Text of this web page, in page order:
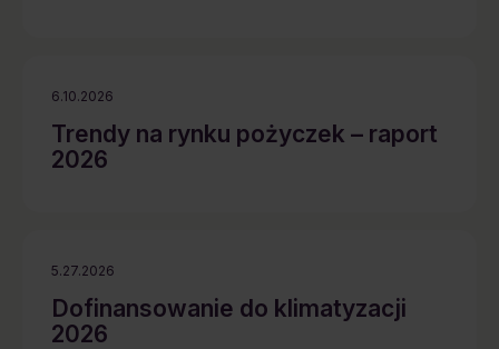
6.10.2026
Trendy na rynku pożyczek – raport
2026
5.27.2026
Dofinansowanie do klimatyzacji
2026